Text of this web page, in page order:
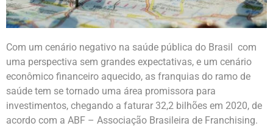
Com um cenário negativo na saúde pública do Brasil com
uma perspectiva sem grandes expectativas, e um cenário
econômico financeiro aquecido, as franquias do ramo de
saúde tem se tornado uma área promissora para
investimentos, chegando a faturar 32,2 bilhões em 2020, de
acordo com a ABF – Associação Brasileira de Franchising.